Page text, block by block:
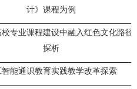
计》课程为例
专业课程建设中融入红色文化路径
探析
智能通识教育实践教学改革探索